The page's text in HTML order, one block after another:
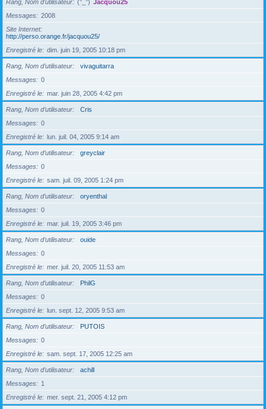
Rang, Nom d’utilisateur (°_°) Jacquou25
Messages
2008
Site Internet
http://perso.orange.fr/jacquou25/
Enregistré le
dim. juin 19, 2005 10:18 pm
Rang, Nom d’utilisateur
vivaguitarra
Messages
0
Enregistré le
mar. juin 28, 2005 4:42 pm
Rang, Nom d’utilisateur
Cris
Messages
0
Enregistré le
lun. juil. 04, 2005 9:14 am
Rang, Nom d’utilisateur
greyclair
Messages
0
Enregistré le
sam. juil. 09, 2005 1:24 pm
Rang, Nom d’utilisateur
oryenthal
Messages
0
Enregistré le
mar. juil. 19, 2005 3:46 pm
Rang, Nom d’utilisateur
ouide
Messages
0
Enregistré le
mer. juil. 20, 2005 11:53 am
Rang, Nom d’utilisateur
PhilG
Messages
0
Enregistré le
lun. sept. 12, 2005 9:53 am
Rang, Nom d’utilisateur
PUTOIS
Messages
0
Enregistré le
sam. sept. 17, 2005 12:25 am
Rang, Nom d’utilisateur
achill
Messages
1
Enregistré le
mer. sept. 21, 2005 4:12 pm